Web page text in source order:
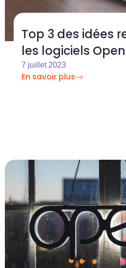
Top 3 des idées
les logiciels
7 juillet 2023
En savoir plus